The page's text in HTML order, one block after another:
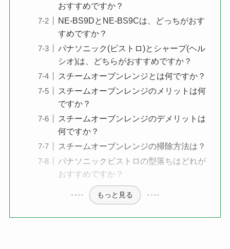
おすすめですか？
NE-BS9DとNE-BS9Cは、どっちがおす
すめですか？
パナソニック(ビストロ)とシャープ(ヘル
シオ)は、どちらがおすすめですか？
スチームオーブンレンジとは何ですか？
スチームオーブンレンジのメリットは何
ですか？
スチームオーブンレンジのデメリットは
何ですか？
スチームオーブンレンジの掃除方法は？
パナソニックビストロの型落ちはどれが
おすすめですか？
もっと見る